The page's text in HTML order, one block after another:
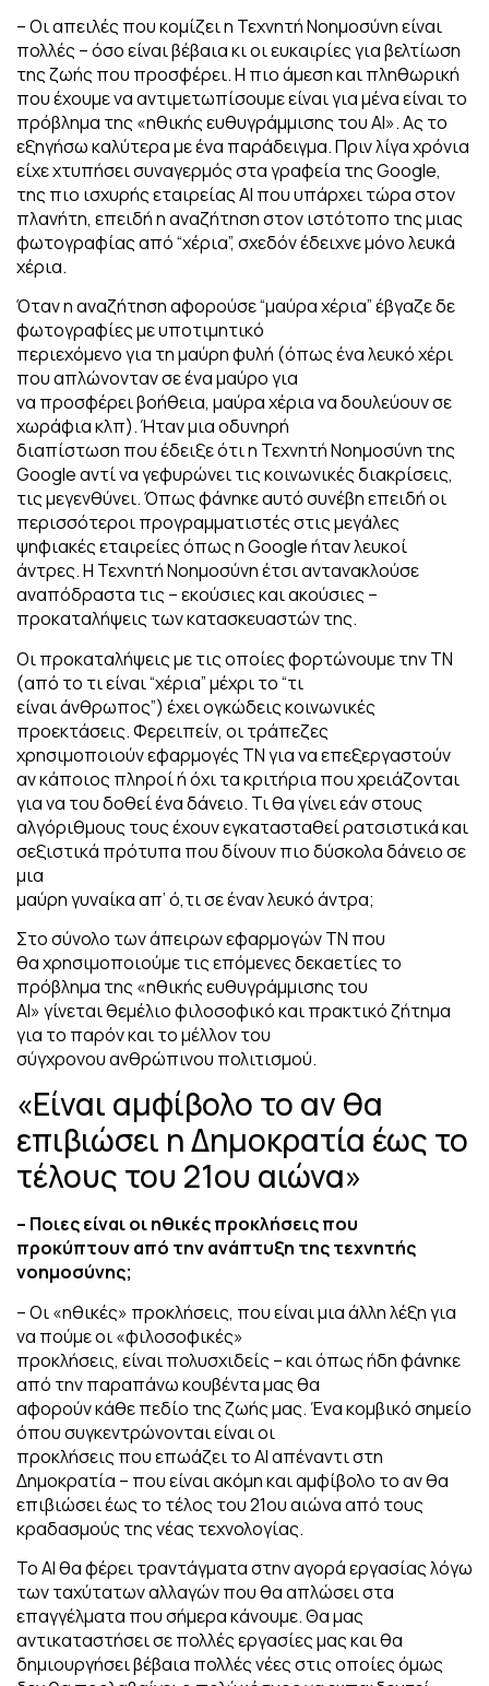
– Οι απειλές που κομίζει η Τεχνητή Νοημοσύνη είναι
πολλές – όσο είναι βέβαια κι οι ευκαιρίες για βελτίωση
της ζωής που προσφέρει. Η πιο άμεση και πληθωρική
που έχουμε να αντιμετωπίσουμε είναι για μένα είναι το
πρόβλημα της «ηθικής ευθυγράμμισης του ΑΙ». Ας το
εξηγήσω καλύτερα με ένα παράδειγμα. Πριν λίγα χρόνια
είχε χτυπήσει συναγερμός στα γραφεία της Google,
της πιο ισχυρής εταιρείας ΑΙ που υπάρχει τώρα στον
πλανήτη, επειδή η αναζήτηση στον ιστότοπο της μιας
φωτογραφίας από “χέρια”, σχεδόν έδειχνε μόνο λευκά
χέρια.
Όταν η αναζήτηση αφορούσε “μαύρα χέρια” έβγαζε δε
φωτογραφίες με υποτιμητικό
περιεχόμενο για τη μαύρη φυλή (όπως ένα λευκό χέρι
που απλώνονταν σε ένα μαύρο για
να προσφέρει βοήθεια, μαύρα χέρια να δουλεύουν σε
χωράφια κλπ). Ήταν μια οδυνηρή
διαπίστωση που έδειξε ότι η Τεχνητή Νοημοσύνη της
Google αντί να γεφυρώνει τις κοινωνικές διακρίσεις,
τις μεγενθύνει. Όπως φάνηκε αυτό συνέβη επειδή οι
περισσότεροι προγραμματιστές στις μεγάλες
ψηφιακές εταιρείες όπως η Google ήταν λευκοί
άντρες. Η Τεχνητή Νοημοσύνη έτσι αντανακλούσε
αναπόδραστα τις – εκούσιες και ακούσιες –
προκαταλήψεις των κατασκευαστών της.
Οι προκαταλήψεις με τις οποίες φορτώνουμε την ΤΝ
(από το τι είναι “χέρια” μέχρι το “τι
είναι άνθρωπος”) έχει ογκώδεις κοινωνικές
προεκτάσεις. Φερειπείν, οι τράπεζες
χρησιμοποιούν εφαρμογές ΤΝ για να επεξεργαστούν
αν κάποιος πληροί ή όχι τα κριτήρια που χρειάζονται
για να του δοθεί ένα δάνειο. Τι θα γίνει εάν στους
αλγόριθμους τους έχουν εγκατασταθεί ρατσιστικά και
σεξιστικά πρότυπα που δίνουν πιο δύσκολα δάνειο σε
μια
μαύρη γυναίκα απ’ ό,τι σε έναν λευκό άντρα;
Στο σύνολο των άπειρων εφαρμογών ΤΝ που
θα χρησιμοποιούμε τις επόμενες δεκαετίες το
πρόβλημα της «ηθικής ευθυγράμμισης του
ΑΙ» γίνεται θεμέλιο φιλοσοφικό και πρακτικό ζήτημα
για το παρόν και το μέλλον του
σύγχρονου ανθρώπινου πολιτισμού.
«Είναι αμφίβολο το αν θα
επιβιώσει η Δημοκρατία έως το
τέλους του 21ου αιώνα»
– Ποιες είναι οι ηθικές προκλήσεις που
προκύπτουν από την ανάπτυξη της τεχνητής
νοημοσύνης;
– Οι «ηθικές» προκλήσεις, που είναι μια άλλη λέξη για
να πούμε οι «φιλοσοφικές»
προκλήσεις, είναι πολυσχιδείς – και όπως ήδη φάνηκε
από την παραπάνω κουβέντα μας θα
αφορούν κάθε πεδίο της ζωής μας. Ένα κομβικό σημείο
όπου συγκεντρώνονται είναι οι
προκλήσεις που επωάζει το ΑΙ απέναντι στη
Δημοκρατία – που είναι ακόμη και αμφίβολο το αν θα
επιβιώσει έως το τέλος του 21ου αιώνα από τους
κραδασμούς της νέας τεχνολογίας.
Το ΑΙ θα φέρει τραντάγματα στην αγορά εργασίας λόγω
των ταχύτατων αλλαγών που θα απλώσει στα
επαγγέλματα που σήμερα κάνουμε. Θα μας
αντικαταστήσει σε πολλές εργασίες μας και θα
δημιουργήσει βέβαια πολλές νέες στις οποίες όμως